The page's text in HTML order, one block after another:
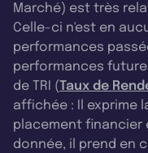
Marché) est très
Celle-ci n'est en
performances
performances
de TRI (Taux de
affichée : Il exprime
placement financier
donnée, il prend en